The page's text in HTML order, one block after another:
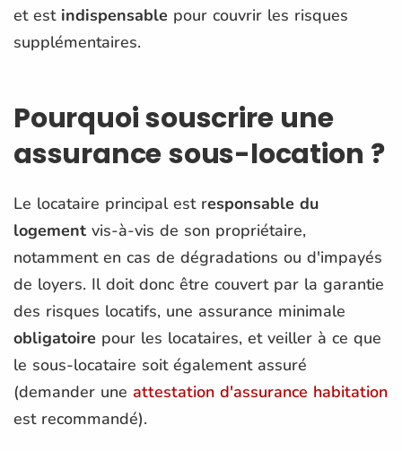
et estindispensable pour couvrir les risques
supplémentaires.
Pourquoi souscrire une
assurance sous-location ?
Le locataire principal est responsable du
logement vis-à-vis de son propriétaire,
notamment en cas de dégradations ou d'impayés
de loyers. Il doit donc être couvert par la garantie
des risques locatifs, une assurance minimale
obligatoire pour les locataires, et veiller à ce que
le sous-locataire soit également assuré
(demander une attestation d'assurance habitation
est recommandé).